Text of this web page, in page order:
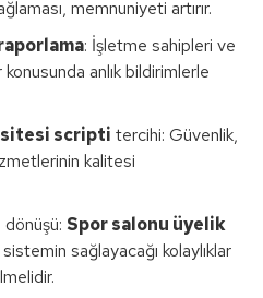
memnuniyeti artırır.
: İşletme sahipleri ve
anlık bildirimlerle
sitesi scripti tercihi: Güvenlik,
kalitesi
dönüşü: Spor salonu üyelik
sağlayacağı kolaylıklar